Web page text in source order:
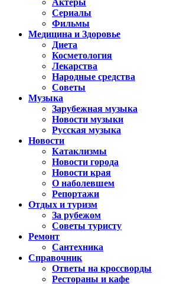
Актеры
Сериалы
Фильмы
Медицина и Здоровье
Диета
Косметология
Лекарства
Народные средства
Советы
Музыка
Зарубежная музыка
Новости музыки
Русская музыка
Новости
Катаклизмы
Новости города
Новости края
О наболевшем
Репортажи
Отдых и туризм
За рубежом
Советы туристу
Ремонт
Сантехника
Справочник
Ответы на кроссворды
Рестораны и кафе